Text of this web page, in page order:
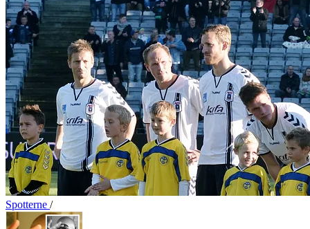
Spotterne /